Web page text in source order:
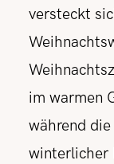
versteckt
im warmen
während
winterlicher